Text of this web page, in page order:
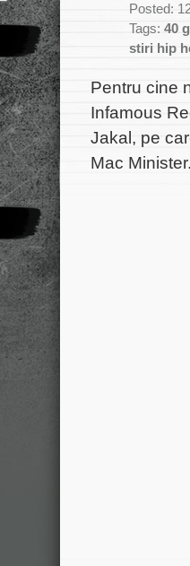
Posted:
Tags: 40
stiri hip
Pentru cine
Infamous
Jakal, pe
Mac